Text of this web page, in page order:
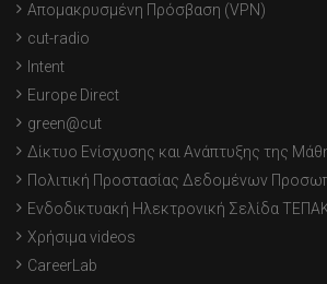
Απομακρυσμένη Πρόσβαση (VPN)
cut-radio
Intent
Europe Direct
green@cut
Δίκτυο Ενίσχυσης και Ανάπτυξης της
Πολιτική Προστασίας Δεδομένων
Ενδοδικτυακή Ηλεκτρονική Σελίδα
Χρήσιμα videos
CareerLab